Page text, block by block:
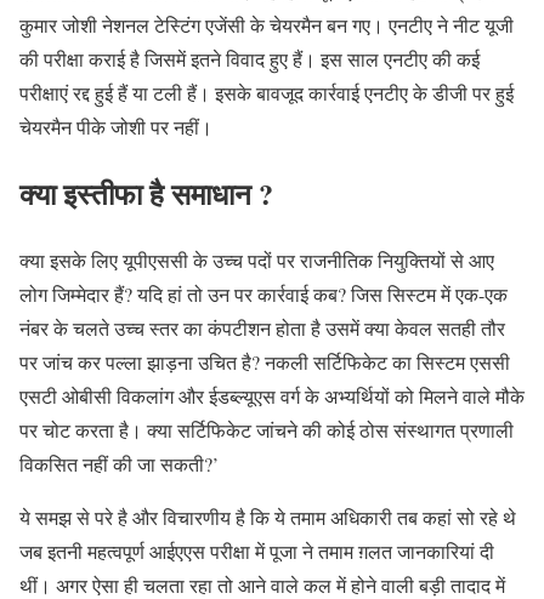
कुमार जोशी नेशनल टेस्टिंग एजेंसी के चेयरमैन बन गए। एनटीए ने नीट यूजी
की परीक्षा कराई है जिसमें इतने विवाद हुए हैं। इस साल एनटीए की कई
परीक्षाएं रद्द हुई हैं या टली हैं। इसके बावजूद कार्रवाई एनटीए के डीजी पर हुई
चेयरमैन पीके जोशी पर नहीं।
क्या इस्तीफा है समाधान ?
क्या इसके लिए यूपीएससी के उच्च पदों पर राजनीतिक नियुक्तियों से आए
लोग जिम्मेदार हैं? यदि हां तो उन पर कार्रवाई कब? जिस सिस्टम में एक-एक
नंबर के चलते उच्च स्तर का कंपटीशन होता है उसमें क्या केवल सतही तौर
पर जांच कर पल्ला झाड़ना उचित है? नकली सर्टिफिकेट का सिस्टम एससी
एसटी ओबीसी विकलांग और ईडब्ल्यूएस वर्ग के अभ्यर्थियों को मिलने वाले मौके
पर चोट करता है। क्या सर्टिफिकेट जांचने की कोई ठोस संस्थागत प्रणाली
विकसित नहीं की जा सकती?’
ये समझ से परे है और विचारणीय है कि ये तमाम अधिकारी तब कहां सो रहे थे
जब इतनी महत्वपूर्ण आईएएस परीक्षा में पूजा ने तमाम ग़लत जानकारियां दी
थीं। अगर ऐसा ही चलता रहा तो आने वाले कल में होने वाली बड़ी तादाद में